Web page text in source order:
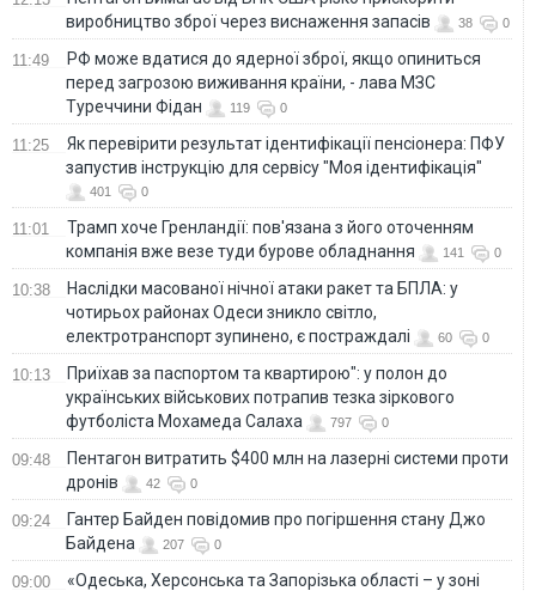
виробництво зброї через виснаження запасів
38 0
11:49
РФ може вдатися до ядерної зброї, якщо опиниться
перед загрозою виживання країни, - лава МЗС
Туреччини Фідан
119 0
11:25
Як перевірити результат ідентифікації пенсіонера: ПФУ
запустив інструкцію для сервісу "Моя ідентифікація"
401 0
11:01
Трамп хоче Гренландії: пов'язана з його оточенням
компанія вже везе туди бурове обладнання
141 0
10:38
Наслідки масованої нічної атаки ракет та БПЛА: у
чотирьох районах Одеси зникло світло,
електротранспорт зупинено, є постраждалі
60 0
10:13
Приїхав за паспортом та квартирою": у полон до
українських військових потрапив тезка зіркового
футболіста Мохамеда Салаха
797 0
09:48
Пентагон витратить $400 млн на лазерні системи проти
дронів
42 0
09:24
Гантер Байден повідомив про погіршення стану Джо
Байдена
207 0
09:00
«Одеська, Херсонська та Запорізька області – у зоні